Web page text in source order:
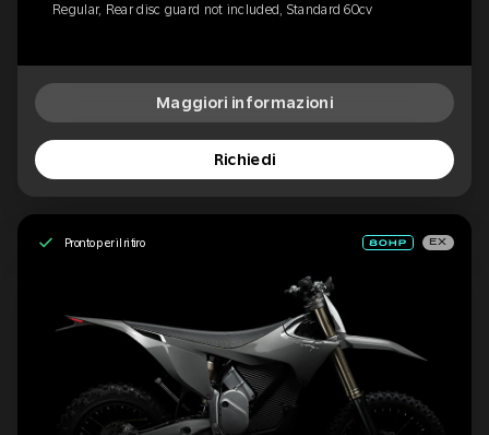
Regular, Rear disc guard not included, Standard 60cv
Maggiori informazioni
Richiedi
Pronto per il ritiro EX